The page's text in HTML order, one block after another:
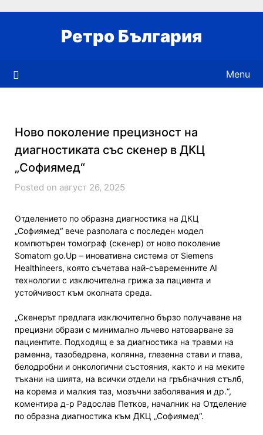
Ретро България
Menu
Ново поколение прецизност на
диагностиката със скенер в ДКЦ
„Софиямед“
Posted on август 26, 2025
Отделението по образна диагностика на ДКЦ
„Софиямед“ вече разполага с последен модел
компютърен томограф (скенер) от ново поколение
Somatom go.Up – иновативна система от Siemens
Healthineers, която съчетава най-съвременните AI
технологии с изключителна грижа за пациента и
устойчивост към околната среда.
„Скенерът предлага изключително бързо получаване на
прецизни образи с минимално лъчево натоварване за
пациентите. Подходящ е за диагностика на травми на
раменна, тазобедрена, колянна, глезенна стави и глава,
белодробни и онкологични състояния, както и на меките
тъкани на шията, на всички отдели на гръбначния стълб,
на корема и малкия таз, мозъчни заболявания и др.“,
коментира д-р Радослав Петков, началник на Отделение
по образна диагностика към ДКЦ „Софиямед“.